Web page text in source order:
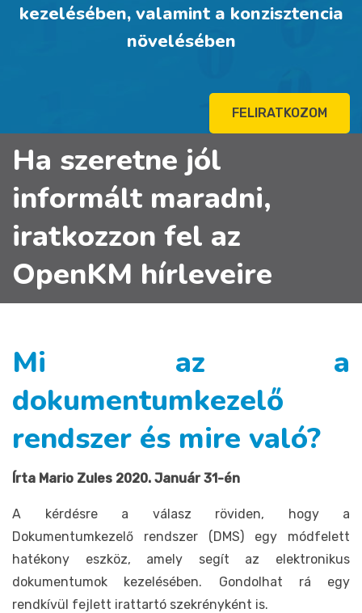
kezelésében, valamint a konzisztencia
növelésében
FELIRATKOZOM
Ha szeretne jól
informált maradni,
iratkozzon fel az
OpenKM hírleveire
Mi az a
dokumentumkezelő
rendszer és mire való?
Írta Mario Zules 2020. Január 31-én
A kérdésre a válasz röviden, hogy a
Dokumentumkezelő rendszer (DMS) egy módfelett
hatékony eszköz, amely segít az elektronikus
dokumentumok kezelésében. Gondolhat rá egy
rendkívül fejlett irattartó szekrényként is.